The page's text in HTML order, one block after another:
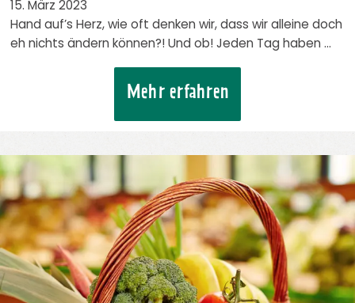
15. März 2023
Hand auf’s Herz, wie oft denken wir, dass wir alleine doch
eh nichts ändern können?! Und ob! Jeden Tag haben …
Mehr erfahren